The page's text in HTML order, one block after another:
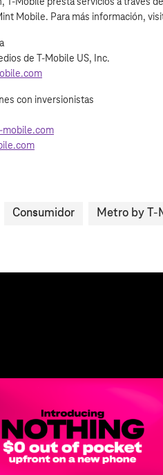
Mobile. Para más información,
de T‑Mobile US, Inc.
con inversionistas
Consumidor Metro by T-